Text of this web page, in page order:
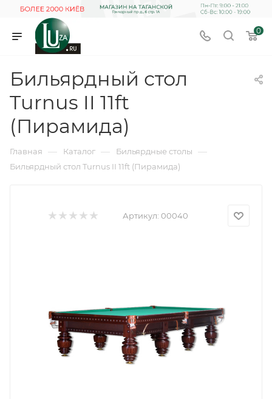
0
Бильярдный стол
Turnus II 11ft
(Пирамида)
Главная — Каталог — Бильярдные столы —
Бильярдный стол Turnus II 11ft (Пирамида)
Артикул: 00040